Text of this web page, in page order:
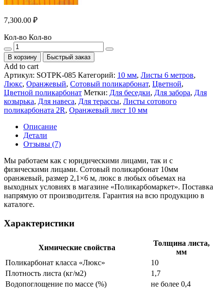
7,300.00 ₽
Кол-во Кол-во
В корзину Быстрый заказ
Add to cart
Артикул: SOTPK-085 Категорий: 10 мм, Листы 6 метров,
Люкс, Оранжевый, Сотовый поликарбонат, Цветной,
Цветной поликарбонат Метки: Для беседки, Для забора, Для
козырька, Для навеса, Для терассы, Листы сотового
поликарбоната 2R, Оранжевый лист 10 мм
Описание
Детали
Отзывы (7)
Мы работаем как с юридическими лицами, так и с
физическими лицами. Сотовый поликарбонат 10мм
оранжевый, размер 2,1×6 м, люкс в любых объемах на
выходных условиях в магазине «Поликарбомаркет». Поставка
напрямую от производителя. Гарантия на всю продукцию в
каталоге.
Характеристики
Химические свойства
Толщина листа,
мм
Поликарбонат класса «Люкс»
10
Плотность листа (кг/м2)
1,7
Водопоглощение по массе (%)
не более 0,4